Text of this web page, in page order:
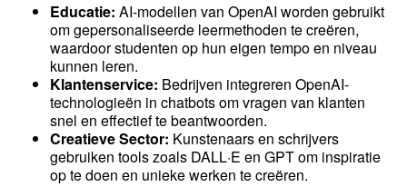
Educatie: AI-modellen van OpenAI worden gebruikt
om gepersonaliseerde leermethoden te creëren,
waardoor studenten op hun eigen tempo en niveau
kunnen leren.
Klantenservice: Bedrijven integreren OpenAI-
technologieën in chatbots om vragen van klanten
snel en effectief te beantwoorden.
Creatieve Sector: Kunstenaars en schrijvers
gebruiken tools zoals DALL·E en GPT om inspiratie
op te doen en unieke werken te creëren.